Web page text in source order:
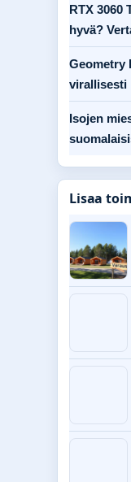
RTX 3060
hyvä?
Geometry
virallisesti
Isojen
Lisaa